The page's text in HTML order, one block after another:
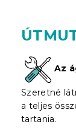
Az
Szeretné
a teljes
tartania.